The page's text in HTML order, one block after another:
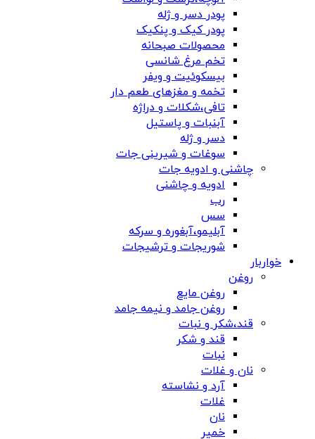
پودر دسر و ژله
پودر کیک و پنکیک
محصولات صبحانه
تخم مرغ شانسی
بیسکوئیت و ویفر
تخمه و مغزهای طعم دار
تافی،شکلات و دراژه
آبنبات و پاستیل
دسر و ژله
سوغات و شیرینی جات
چاشنی و ادویه جات
ادویه و چاشنی
رب
سس
آبلیمو،آبغوره و سرکه
شوریجات و ترشیجات
خواربار
روغن
روغن مایع
روغن جامد و نیمه جامد
قند،شکر و نبات
قند و شکر
نبات
نان و غلات
آرد و نشاسته
غلات
نان
خمیر